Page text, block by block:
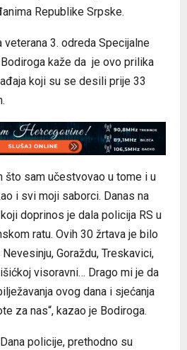
Republike Srpske.
veterana 3. odreda Specijalne
kaže da je ovo prilika
koji su se desili prije 33
što sam učestvovao u tome i u
i svi moji saborci. Danas na
doprinos je dala policija RS u
ratu. Ovih 30 žrtava je bilo
Goraždu, Treskavici,
visoravni… Drago mi je da
ovog dana i sjećanja
za nas“, kazao je Bodiroga.
policije, prethodno su